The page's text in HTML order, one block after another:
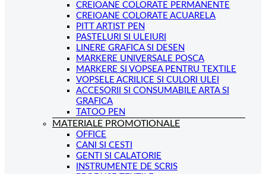
CREIOANE COLORATE PERMANENTE
CREIOANE COLORATE ACUARELA
PITT ARTIST PEN
PASTELURI SI ULEIURI
LINERE GRAFICA SI DESEN
MARKERE UNIVERSALE POSCA
MARKERE SI VOPSEA PENTRU TEXTILE
VOPSELE ACRILICE SI CULORI ULEI
ACCESORII SI CONSUMABILE ARTA SI
GRAFICA
TATOO PEN
MATERIALE PROMOTIONALE
OFFICE
CANI SI CESTI
GENTI SI CALATORIE
INSTRUMENTE DE SCRIS